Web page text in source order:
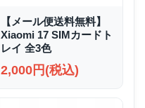
【メール便送料無料】
Xiaomi 17 SIMカードト
レイ 全3色
2,000円(税込)